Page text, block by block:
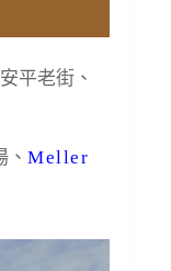
平老街、
Meller